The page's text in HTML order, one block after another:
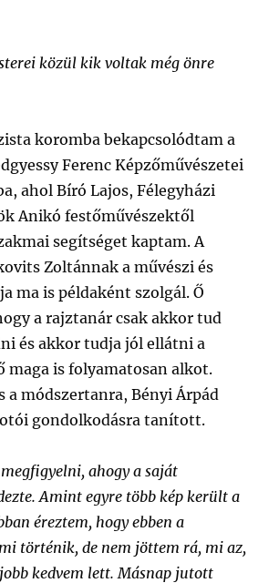
közül kik voltak még önre
koromba bekapcsolódtam a
Ferenc Képzőművészetei
ahol Bíró Lajos, Félegyházi
Anikó festőművészektől
segítséget kaptam. A
Zoltánnak a művészi és
ma is példaként szolgál. Ő
a rajztanár csak akkor tud
és akkor tudja jól ellátni a
maga is folyamatosan alkot.
a módszertanra, Bényi Árpád
gondolkodásra tanított.
ahogy a saját
Amint egyre több kép került a
éreztem, hogy ebben a
történik, de nem jöttem rá, mi az,
kedvem lett. Másnap jutott